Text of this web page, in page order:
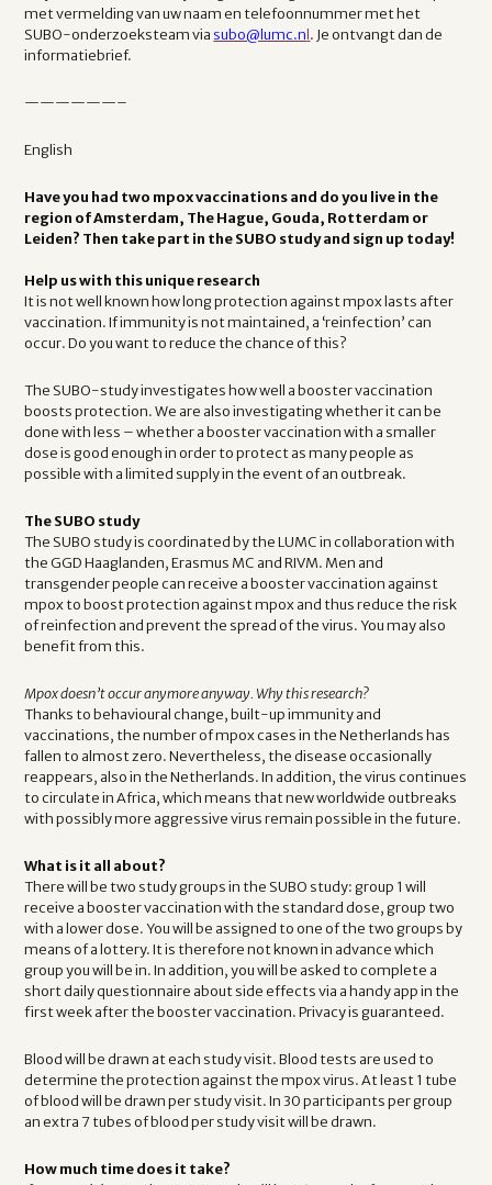
met vermelding van uw naam en telefoonnummer met het
SUBO-onderzoeksteam via subo@lumc.nl. Je ontvangt dan de
informatiebrief.
——————–
English
Have you had two mpox vaccinations and do you live in the
region of Amsterdam, The Hague, Gouda, Rotterdam or
Leiden? Then take part in the SUBO study and sign up today!
Help us with this unique research
It is not well known how long protection against mpox lasts after
vaccination. If immunity is not maintained, a ‘reinfection’ can
occur. Do you want to reduce the chance of this?
The SUBO-study investigates how well a booster vaccination
boosts protection. We are also investigating whether it can be
done with less – whether a booster vaccination with a smaller
dose is good enough in order to protect as many people as
possible with a limited supply in the event of an outbreak.
The SUBO study
The SUBO study is coordinated by the LUMC in collaboration with
the GGD Haaglanden, Erasmus MC and RIVM. Men and
transgender people can receive a booster vaccination against
mpox to boost protection against mpox and thus reduce the risk
of reinfection and prevent the spread of the virus. You may also
benefit from this.
Mpox doesn’t occur anymore anyway. Why this research?
Thanks to behavioural change, built-up immunity and
vaccinations, the number of mpox cases in the Netherlands has
fallen to almost zero. Nevertheless, the disease occasionally
reappears, also in the Netherlands. In addition, the virus continues
to circulate in Africa, which means that new worldwide outbreaks
with possibly more aggressive virus remain possible in the future.
What is it all about?
There will be two study groups in the SUBO study: group 1 will
receive a booster vaccination with the standard dose, group two
with a lower dose. You will be assigned to one of the two groups by
means of a lottery. It is therefore not known in advance which
group you will be in. In addition, you will be asked to complete a
short daily questionnaire about side effects via a handy app in the
first week after the booster vaccination. Privacy is guaranteed.
Blood will be drawn at each study visit. Blood tests are used to
determine the protection against the mpox virus. At least 1 tube
of blood will be drawn per study visit. In 30 participants per group
an extra 7 tubes of blood per study visit will be drawn.
How much time does it take?